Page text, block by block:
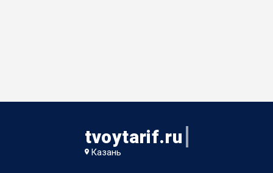
tvoytarif.ru
Казань